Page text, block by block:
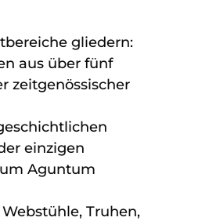
gliedern:
aus über fünf
zeitgenössischer
einzigen
Aguntum
Truhen,